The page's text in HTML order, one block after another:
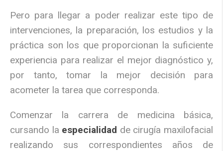
Pero para llegar a poder realizar este tipo de
intervenciones, la preparación, los estudios y la
práctica son los que proporcionan la suficiente
experiencia para realizar el mejor diagnóstico y,
por tanto, tomar la mejor decisión para
acometer la tarea que corresponda.
Comenzar la carrera de medicina básica,
cursando la especialidad de cirugía maxilofacial
realizando sus correspondientes años de